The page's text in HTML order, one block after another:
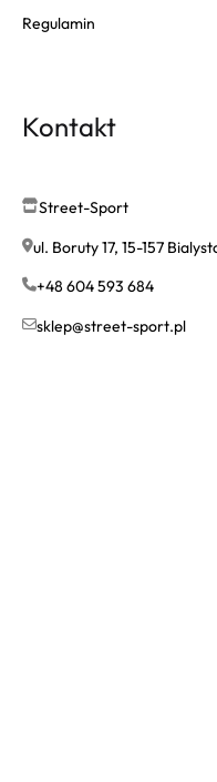
Regulamin
Kontakt
Street-Sport
ul. Boruty 17, 15-157
+48 604 593 684
sklep@street-sport.pl